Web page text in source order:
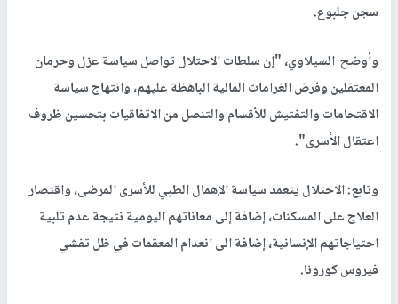
سجن جلبوع.
وأوضح السيلاوي، "إن سلطات الاحتلال تواصل سياسة عزل وحرمان
المعتقلين وفرض الغرامات المالية الباهظة عليهم، وانتهاج سياسة
الاقتحامات والتفتيش للأقسام والتنصل من الاتفاقيات بتحسين ظروف
اعتقال الأسرى".
وتابع: الاحتلال يتعمد سياسة الإهمال الطبي للأسرى المرضى، واقتصار
العلاج على المسكنات، إضافة إلى معاناتهم اليومية نتيجة عدم تلبية
احتياجاتهم الإنسانية، إضافة الى انعدام المعقمات في ظل تفشي
فيروس كورونا.